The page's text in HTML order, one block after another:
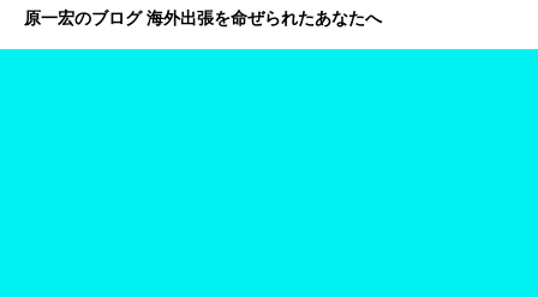
原一宏のブログ 海外出張を命ぜられたあなたへ